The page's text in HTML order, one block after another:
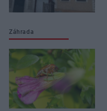
Záhrada